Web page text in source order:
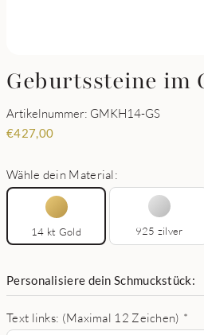
Geburtssteine im
Artikelnummer: GMKH14-GS
€427,00
Wähle dein Material:
14 kt Gold 925 zilver
Personalisiere dein Schmuckstück:
Text links: (Maximal 12 Zeichen) *